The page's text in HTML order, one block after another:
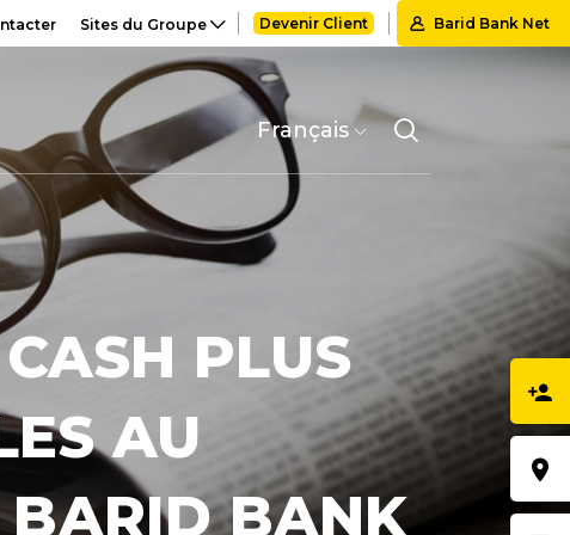
Sites du Groupe Devenir Client Barid Bank Net
Select
your
language
PLUS
AU
BARID BANK